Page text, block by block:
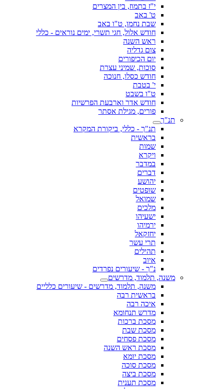
י"ז בתמוז, בין המצרים
ט' באב
שבת נחמו, ט"ו באב
חודש אלול, חגי תשרי, ימים נוראים - כללי
ראש השנה
צום גדליה
יום הכיפורים
סוכות, שמיני עצרת
חודש כסלו, חנוכה
י' בטבת
ט"ו בשבט
חודש אדר וארבעת הפרשיות
פורים, מגילת אסתר
תנ"ך
תנ"ך - כללי, ביקורת המקרא
בראשית
שמות
ויקרא
במדבר
דברים
יהושע
שופטים
שמואל
מלכים
ישעיהו
ירמיהו
יחזקאל
תרי עשר
תהילים
איוב
נ"ך - שיעורים נפרדים
משנה, תלמוד, מדרשים
משנה, תלמוד, מדרשים - שיעורים כלליים
בראשית רבה
איכה רבה
מדרש תנחומא
מסכת ברכות
מסכת שבת
מסכת פסחים
מסכת ראש השנה
מסכת יומא
מסכת סוכה
מסכת ביצה
מסכת תענית